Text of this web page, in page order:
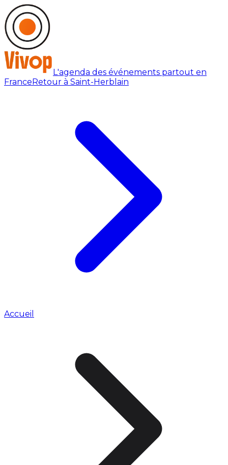
L'agenda des événements partout en
FranceRetour à Saint-Herblain
Accueil